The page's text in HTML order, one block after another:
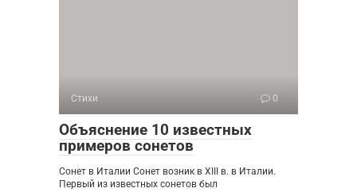
Стихи 0
Объяснение 10 известных
примеров сонетов
Сонет в Италии Сонет возник в XIII в. в Италии.
Первый из известных сонетов был